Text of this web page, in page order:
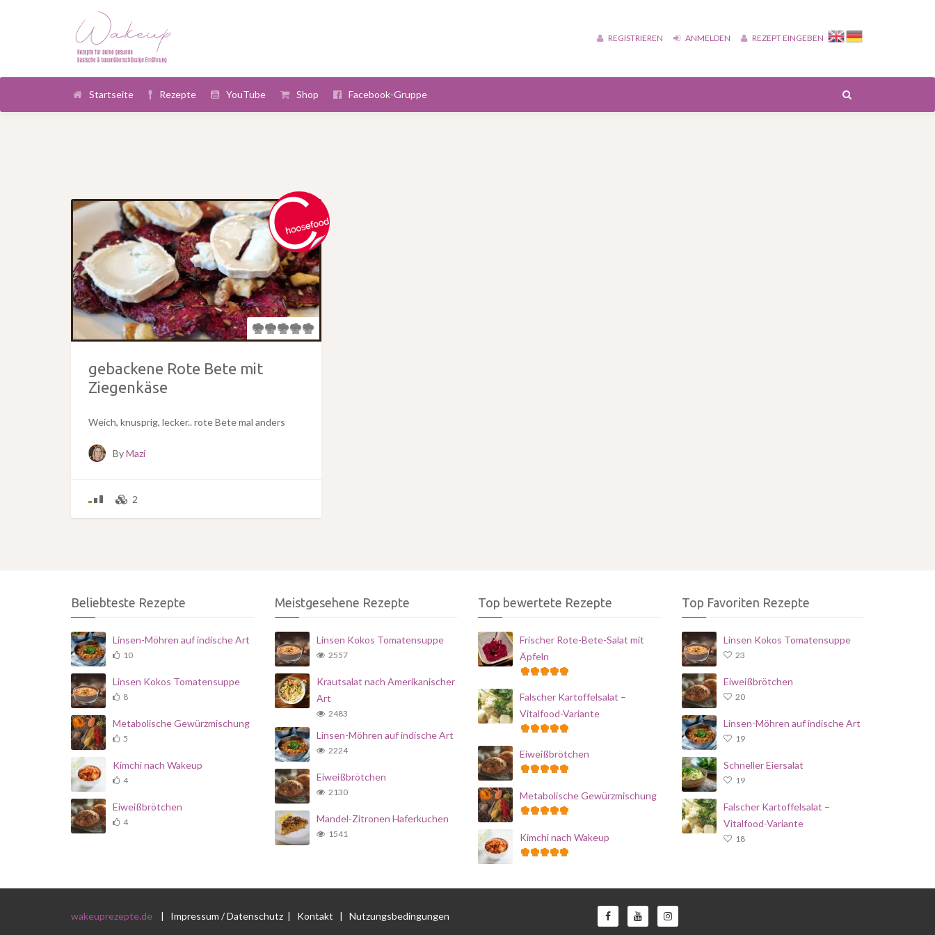
REGISTRIEREN ANMELDEN REZEPT EINGEBEN
Startseite Rezepte YouTube Shop Facebook-Gruppe
gebackene Rote Bete mit
Ziegenkäse
Weich, knusprig, lecker.. rote Bete mal anders
ByMazi
2
Beliebteste Rezepte
Linsen-Möhren auf indische Art
10
Linsen Kokos Tomatensuppe
8
Metabolische Gewürzmischung
5
Kimchi nach Wakeup
4
Eiweißbrötchen
4
Meistgesehene Rezepte
Linsen Kokos Tomatensuppe
2557
Krautsalat nach Amerikanischer
Art
2483
Linsen-Möhren auf indische Art
2224
Eiweißbrötchen
2130
Mandel-Zitronen Haferkuchen
1541
Top bewertete Rezepte
Frischer Rote-Bete-Salat mit
Äpfeln
Falscher Kartoffelsalat –
Vitalfood-Variante
Eiweißbrötchen
Metabolische Gewürzmischung
Kimchi nach Wakeup
Top Favoriten Rezepte
Linsen Kokos Tomatensuppe
23
Eiweißbrötchen
20
Linsen-Möhren auf indische Art
19
Schneller Eiersalat
19
Falscher Kartoffelsalat –
Vitalfood-Variante
18
wakeuprezepte.de | Impressum / Datenschutz | Kontakt | Nutzungsbedingungen